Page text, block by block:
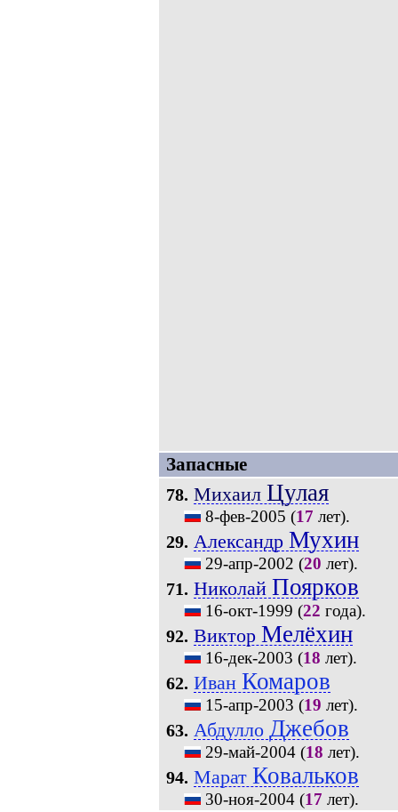
Запасные
78. Михаил Цулая
8-фев-2005 (17 лет).
29. Александр Мухин
29-апр-2002 (20 лет).
71. Николай Поярков
16-окт-1999 (22 года).
92. Виктор Мелёхин
16-дек-2003 (18 лет).
62. Иван Комаров
15-апр-2003 (19 лет).
63. Абдулло Джебов
29-май-2004(18 лет).
94. Марат Ковальков
30-ноя-2004(17 лет).